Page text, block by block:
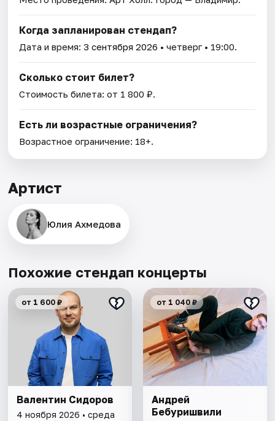
Когда запланирован стендап?
Дата и время:3 сентября 2026 • четверг • 19:00.
Сколько стоит билет?
Стоимость билета: от 1 800 ₽.
Есть ли возрастные ограничения?
Возрастное ограничение: 18+.
Артист
Юлия Ахмедова
Похожие стендап концерты
от 1 600 ₽
Валентин Сидоров
4 ноября 2026 • среда
от 1 040 ₽
Андрей
Бебуришвили